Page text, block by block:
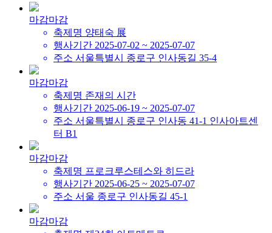
마감마감
축제명 양태숙 展
행사기간 2025-07-02 ~ 2025-07-07
주소 서울특별시 종로구 인사동길 35-4
마감마감
축제명 존재의 시간
행사기간 2025-06-19 ~ 2025-07-07
주소 서울특별시 종로구 인사동 41-1 인사아트센
터 B1
마감마감
축제명 프로크루스테스와 히드라
행사기간 2025-06-25 ~ 2025-07-07
주소 서울 종로구 인사동길 45-1
마감마감